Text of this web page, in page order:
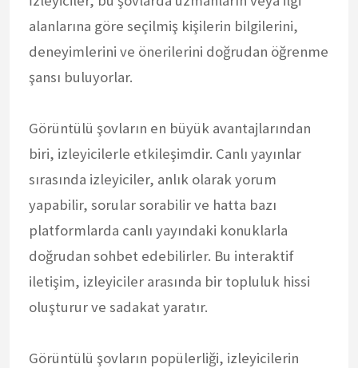
alanlarına göre seçilmiş kişilerin bilgilerini,
deneyimlerini ve önerilerini doğrudan öğrenme
şansı buluyorlar.
Görüntülü şovların en büyük avantajlarından
biri, izleyicilerle etkileşimdir. Canlı yayınlar
sırasında izleyiciler, anlık olarak yorum
yapabilir, sorular sorabilir ve hatta bazı
platformlarda canlı yayındaki konuklarla
doğrudan sohbet edebilirler. Bu interaktif
iletişim, izleyiciler arasında bir topluluk hissi
oluşturur ve sadakat yaratır.
Görüntülü şovların popülerliği, izleyicilerin